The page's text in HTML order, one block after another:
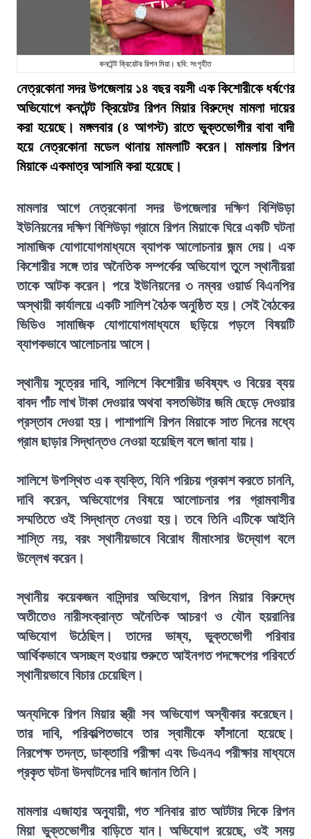
কনটেন্ট ক্রিয়েটর রিপন মিয়া। ছবি: সংগৃহীত
নেত্রকোনা সদর উপজেলায় ১৪ বছর বয়সী এক কিশোরীকে ধর্ষণের
অভিযোগে কনটেন্ট ক্রিয়েটর রিপন মিয়ার বিরুদ্ধে মামলা দায়ের
করা হয়েছে। মঙ্গলবার (৪ আগস্ট) রাতে ভুক্তভোগীর বাবা বাদী
হয়ে নেত্রকোনা মডেল থানায় মামলাটি করেন। মামলায় রিপন
মিয়াকে একমাত্র আসামি করা হয়েছে।
মামলার আগে নেত্রকোনা সদর উপজেলার দক্ষিণ বিশিউড়া
ইউনিয়নের দক্ষিণ বিশিউড়া গ্রামে রিপন মিয়াকে ঘিরে একটি ঘটনা
সামাজিক যোগাযোগমাধ্যমে ব্যাপক আলোচনার জন্ম দেয়। এক
কিশোরীর সঙ্গে তার অনৈতিক সম্পর্কের অভিযোগ তুলে স্থানীয়রা
তাকে আটক করেন। পরে ইউনিয়নের ৩ নম্বর ওয়ার্ড বিএনপির
অস্থায়ী কার্যালয়ে একটি সালিশ বৈঠক অনুষ্ঠিত হয়। সেই বৈঠকের
ভিডিও সামাজিক যোগাযোগমাধ্যমে ছড়িয়ে পড়লে বিষয়টি
ব্যাপকভাবে আলোচনায় আসে।
স্থানীয় সূত্রের দাবি, সালিশে কিশোরীর ভবিষ্যৎ ও বিয়ের ব্যয়
বাবদ পাঁচ লাখ টাকা দেওয়ার অথবা বসতভিটার জমি ছেড়ে দেওয়ার
প্রস্তাব দেওয়া হয়। পাশাপাশি রিপন মিয়াকে সাত দিনের মধ্যে
গ্রাম ছাড়ার সিদ্ধান্তও নেওয়া হয়েছিল বলে জানা যায়।
সালিশে উপস্থিত এক ব্যক্তি, যিনি পরিচয় প্রকাশ করতে চাননি,
দাবি করেন, অভিযোগের বিষয়ে আলোচনার পর গ্রামবাসীর
সম্মতিতে ওই সিদ্ধান্ত নেওয়া হয়। তবে তিনি এটিকে আইনি
শাস্তি নয়, বরং স্থানীয়ভাবে বিরোধ মীমাংসার উদ্যোগ বলে
উল্লেখ করেন।
স্থানীয় কয়েকজন বাসিন্দার অভিযোগ, রিপন মিয়ার বিরুদ্ধে
অতীতেও নারীসংক্রান্ত অনৈতিক আচরণ ও যৌন হয়রানির
অভিযোগ উঠেছিল। তাদের ভাষ্য, ভুক্তভোগী পরিবার
আর্থিকভাবে অসচ্ছল হওয়ায় শুরুতে আইনগত পদক্ষেপের পরিবর্তে
স্থানীয়ভাবে বিচার চেয়েছিল।
অন্যদিকে রিপন মিয়ার স্ত্রী সব অভিযোগ অস্বীকার করেছেন।
তার দাবি, পরিকল্পিতভাবে তার স্বামীকে ফাঁসানো হয়েছে।
নিরপেক্ষ তদন্ত, ডাক্তারি পরীক্ষা এবং ডিএনএ পরীক্ষার মাধ্যমে
প্রকৃত ঘটনা উদঘাটনের দাবি জানান তিনি।
মামলার এজাহার অনুযায়ী, গত শনিবার রাত আটটার দিকে রিপন
মিয়া ভুক্তভোগীর বাড়িতে যান। অভিযোগ রয়েছে, ওই সময়